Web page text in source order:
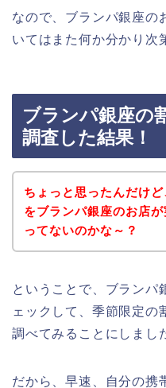
なので、ブランパ銀座の
いてはまた何か分かり次
ブランパ銀座の
調査した結果！
ちょっと思ったんだけ
をブランパ銀座のお店
ってないのかな～？
ということで、ブランパ
ェックして、季節限定の
調べてみることにしまし
だから、早速、自分の携